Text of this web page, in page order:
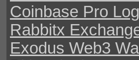
Coinbase Pro
Rabbitx
Exodus Web3